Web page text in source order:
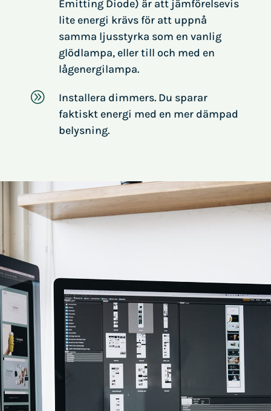
Emitting Diode) är att jämförelsevis
lite energi krävs för att uppnå
samma ljusstyrka som en vanlig
glödlampa, eller till och med en
lågenergilampa.
A
Installera dimmers. Du sparar
faktiskt energi med en mer dämpad
belysning.